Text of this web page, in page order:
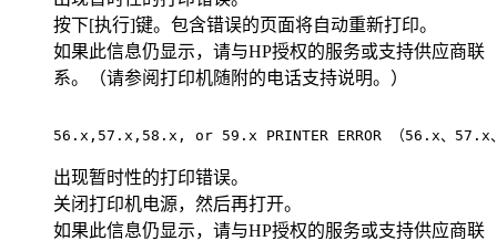
按下[执行]键。包含错误的页面将自动重新打印。
如果此信息仍显示，请与HP授权的服务或支持供应商联
系。（请参阅打印机随附的电话支持说明。）
56.x,57.x,58.x, or 59.x
出现暂时性的打印错误。
关闭打印机电源，然后再打开。
如果此信息仍显示，请与HP授权的服务或支持供应商联